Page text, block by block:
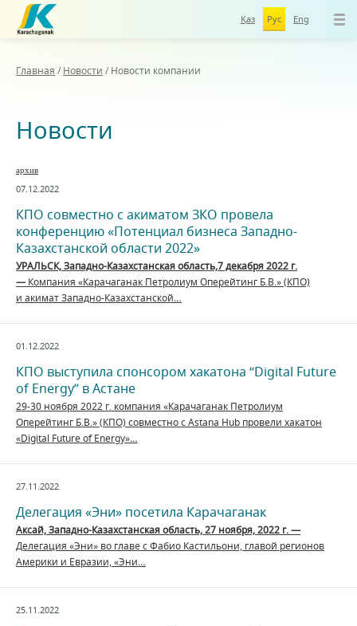
Қаз Рус Eng
Главная / Новости / Новости компании
Новости
архив
07.12.2022
КПО совместно с акиматом ЗКО провела
конференцию «Потенциал бизнеса Западно-
Казахстанской области 2022»
УРАЛЬСК, Западно-Казахстанская область,7 декабря 2022 г.
— Компания «Карачаганак Петролиум Оперейтинг Б.В.» (КПО)
и акимат Западно-Казахстанской…
01.12.2022
КПО выступила спонсором хакатона “Digital Future
of Energy” в Астане
29-30 ноября 2022 г. компания «Карачаганак Петролиум
Оперейтинг Б.В.» (КПО) совместно с Astana Hub провели хакатон
«Digital Future of Energy»…
27.11.2022
Делегация «Эни» посетила Карачаганак
Аксай, Западно-Казахстанская область, 27 ноября, 2022 г. —
Делегация «Эни» во главе с Фабио Кастильони, главой регионов
Америки и Евразии, «Эни…
25.11.2022